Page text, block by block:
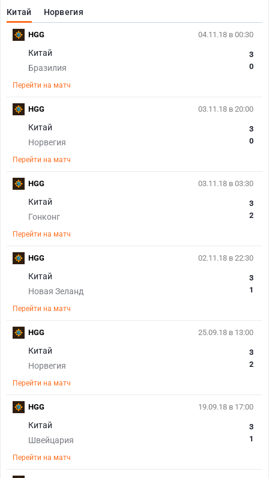
Китай Норвегия
04.11.18 в 00:30
Китай
Бразилия
3
0
Перейти на матч
HGG
03.11.18 в 20:00
Китай
Норвегия
3
0
Перейти на матч
HGG
03.11.18 в 03:30
Китай
Гонконг
3
2
Перейти на матч
HGG
02.11.18 в 22:30
Китай
Новая Зеланд
3
1
Перейти на матч
HGG
25.09.18 в 13:00
Китай
Норвегия
3
2
Перейти на матч
HGG
19.09.18 в 17:00
Китай
Швейцария
3
1
Перейти на матч
HGG